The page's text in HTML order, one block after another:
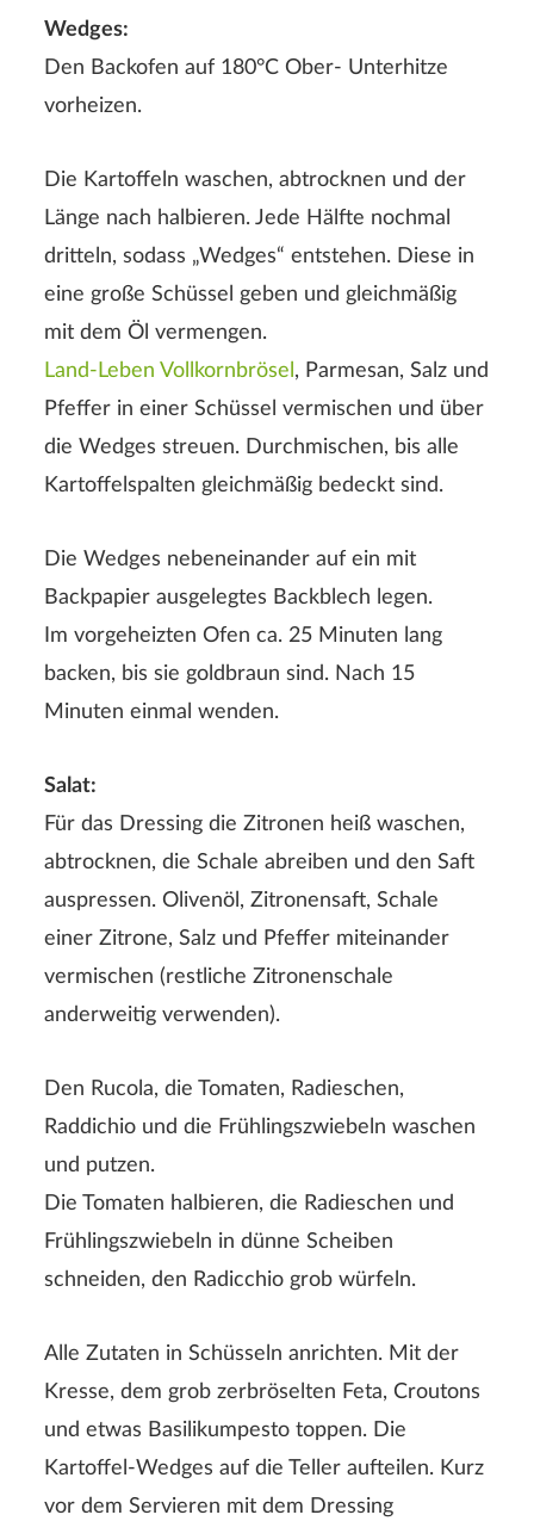
Wedges:
Den Backofen auf 180°C Ober- Unterhitze
vorheizen.
Die Kartoffeln waschen, abtrocknen und der
Länge nach halbieren. Jede Hälfte nochmal
dritteln, sodass „Wedges“ entstehen. Diese in
eine große Schüssel geben und gleichmäßig
mit dem Öl vermengen.
Land-Leben Vollkornbrösel , Parmesan, Salz und
Pfeffer in einer Schüssel vermischen und über
die Wedges streuen. Durchmischen, bis alle
Kartoffelspalten gleichmäßig bedeckt sind.
Die Wedges nebeneinander auf ein mit
Backpapier ausgelegtes Backblech legen.
Im vorgeheizten Ofen ca. 25 Minuten lang
backen, bis sie goldbraun sind. Nach 15
Minuten einmal wenden.
Salat:
Für das Dressing die Zitronen heiß waschen,
abtrocknen, die Schale abreiben und den Saft
auspressen. Olivenöl, Zitronensaft, Schale
einer Zitrone, Salz und Pfeffer miteinander
vermischen (restliche Zitronenschale
anderweitig verwenden).
Den Rucola, die Tomaten, Radieschen,
Raddichio und die Frühlingszwiebeln waschen
und putzen.
Die Tomaten halbieren, die Radieschen und
Frühlingszwiebeln in dünne Scheiben
schneiden, den Radicchio grob würfeln.
Alle Zutaten in Schüsseln anrichten. Mit der
Kresse, dem grob zerbröselten Feta, Croutons
und etwas Basilikumpesto toppen. Die
Kartoffel-Wedges auf die Teller aufteilen. Kurz
vor dem Servieren mit dem Dressing